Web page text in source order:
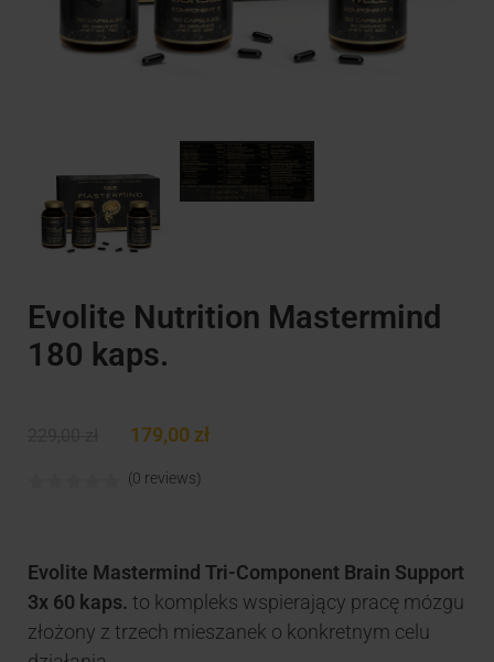
Evolite Nutrition Mastermind
180 kaps.
179,00 zł
(0 reviews)
Evolite Mastermind Tri-Component Brain Support
3x 60 kaps. to kompleks wspierający pracę mózgu
złożony z trzech mieszanek o konkretnym celu